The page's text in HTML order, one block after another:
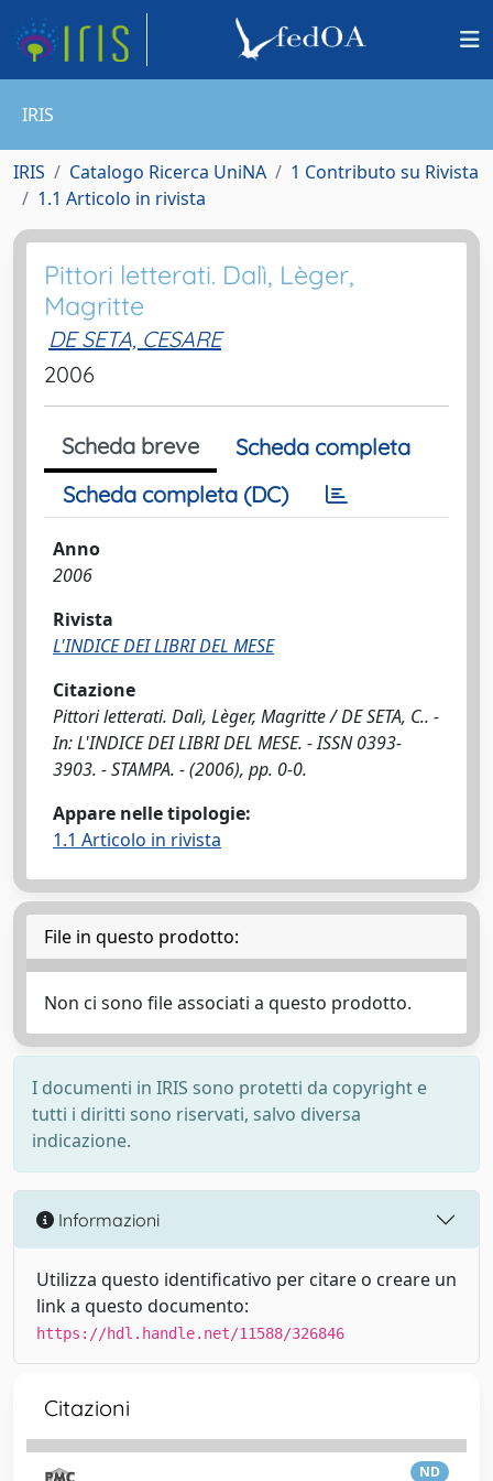
IRIS
IRIS Catalogo Ricerca UniNA
1 Contributo su Rivista
1.1 Articolo in rivista
Pittori letterati. Dalì, Lèger,
Magritte
DE SETA, CESARE
2006
Scheda breve
Scheda completa
Scheda completa (DC)
Anno
2006
Rivista
L'INDICE DEI LIBRI DEL MESE
Citazione
Pittori letterati. Dalì, Lèger, Magritte / DE SETA, C.. -
In: L'INDICE DEI LIBRI DEL MESE. - ISSN 0393-
3903. - STAMPA. - (2006), pp. 0-0.
Appare nelle tipologie:
1.1 Articolo in rivista
File in questo prodotto:
Non ci sono file associati a questo prodotto.
I documenti in IRIS sono protetti da copyright e
tutti i diritti sono riservati, salvo diversa
indicazione.
Informazioni
Utilizza questo identificativo per citare o creare un
link a questo documento:
https://hdl.handle.net/11588/326846
Citazioni
ND